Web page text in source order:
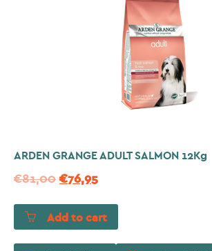
ARDEN GRANGE ADULT SALMON 12Kg
€81,00 €76,95
Add to cart